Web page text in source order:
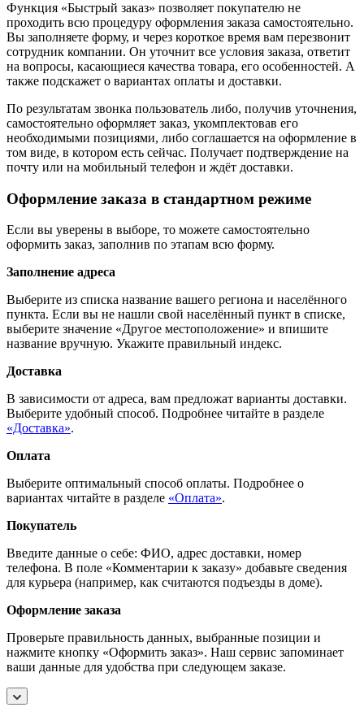
Функция «Быстрый заказ» позволяет покупателю не
проходить всю процедуру оформления заказа самостоятельно.
Вы заполняете форму, и через короткое время вам перезвонит
сотрудник компании. Он уточнит все условия заказа, ответит
на вопросы, касающиеся качества товара, его особенностей. А
также подскажет о вариантах оплаты и доставки.
По результатам звонка пользователь либо, получив уточнения,
самостоятельно оформляет заказ, укомплектовав его
необходимыми позициями, либо соглашается на оформление в
том виде, в котором есть сейчас. Получает подтверждение на
почту или на мобильный телефон и ждёт доставки.
Оформление заказа в стандартном режиме
Если вы уверены в выборе, то можете самостоятельно
оформить заказ, заполнив по этапам всю форму.
Заполнение адреса
Выберите из списка название вашего региона и населённого
пункта. Если вы не нашли свой населённый пункт в списке,
выберите значение «Другое местоположение» и впишите
название вручную. Укажите правильный индекс.
Доставка
В зависимости от адреса, вам предложат варианты доставки.
Выберите удобный способ. Подробнее читайте в разделе
«Доставка».
Оплата
Выберите оптимальный способ оплаты. Подробнее о
вариантах читайте в разделе «Оплата».
Покупатель
Введите данные о себе: ФИО, адрес доставки, номер
телефона. В поле «Комментарии к заказу» добавьте сведения
для курьера (например, как считаются подъезды в доме).
Оформление заказа
Проверьте правильность данных, выбранные позиции и
нажмите кнопку «Оформить заказ». Наш сервис запоминает
ваши данные для удобства при следующем заказе.